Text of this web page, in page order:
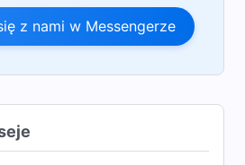
z nami w Messengerze